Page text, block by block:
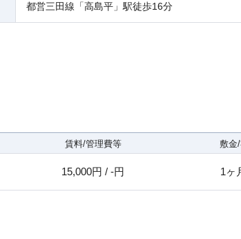
都営三田線「高島平」駅徒歩16分
賃料/管理費等 敷金
15,000円 / -円 1ヶ